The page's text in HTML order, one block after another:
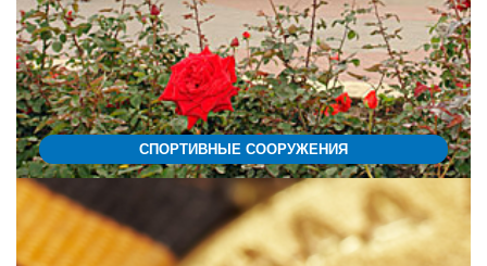
СПОРТИВНЫЕ СООРУЖЕНИЯ